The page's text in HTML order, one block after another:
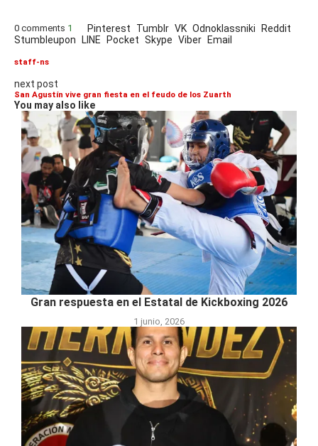
0 comments 1 Pinterest Tumblr VK Odnoklassniki
Reddit
Stumbleupon
LINE Pocket Skype Viber Email
staff-ns
next post
San Agustín vive gran fiesta en el feudo de los Zuarth
You may also like
Gran respuesta en el Estatal de Kickboxing 2026
1 junio, 2026